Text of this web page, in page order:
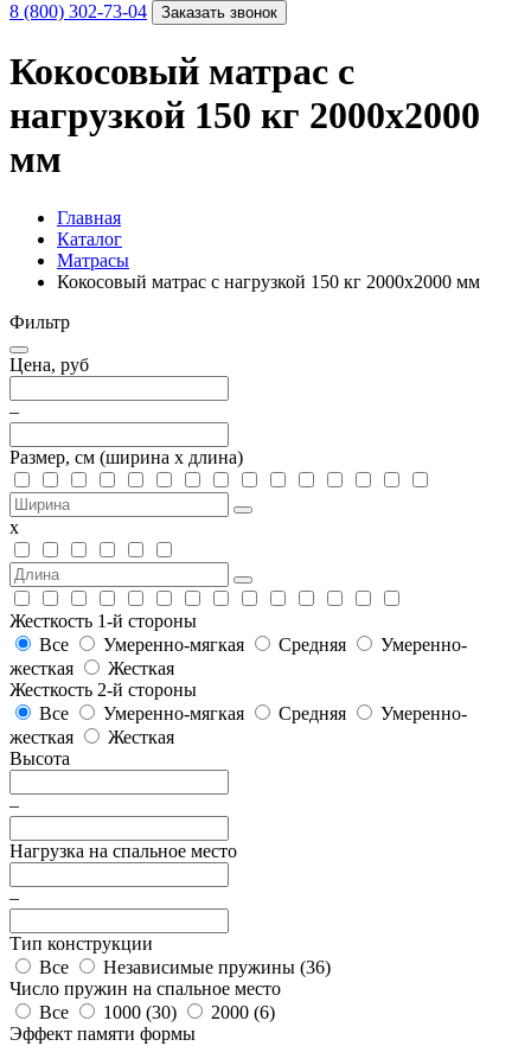
8 (800) 302-73-04 Заказать звонок
Кокосовый матрас с
нагрузкой 150 кг 2000х2000
мм
Главная
Каталог
Матрасы
Кокосовый матрас с нагрузкой 150 кг 2000х2000 мм
Фильтр
Цена, руб
–
Размер, см (ширина х длина)
х
Жесткость 1-й стороны
Все
Умеренно-мягкая Средняя
Умеренно-
жесткая
Жесткая
Жесткость 2-й стороны
Все
Умеренно-мягкая Средняя
Умеренно-
жесткая
Жесткая
Высота
–
Нагрузка на спальное место
–
Тип конструкции
Все
Независимые пружины (36)
Число пружин на спальное место
Все
1000 (30) 2000 (6)
Эффект памяти формы